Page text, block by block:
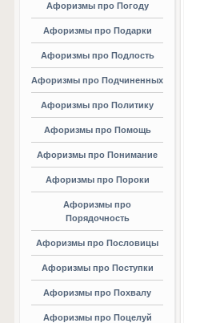
Афоризмы про Погоду
Афоризмы про Подарки
Афоризмы про Подлость
Афоризмы про Подчиненных
Афоризмы про Политику
Афоризмы про Помощь
Афоризмы про Понимание
Афоризмы про Пороки
Афоризмы про
Порядочность
Афоризмы про Пословицы
Афоризмы про Поступки
Афоризмы про Похвалу
Афоризмы про Поцелуй